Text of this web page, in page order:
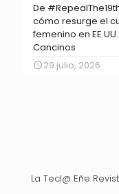
De
cómo resurge el
femenino en
Cancinos
29 julio, 2026
La Tecl@ Eñe